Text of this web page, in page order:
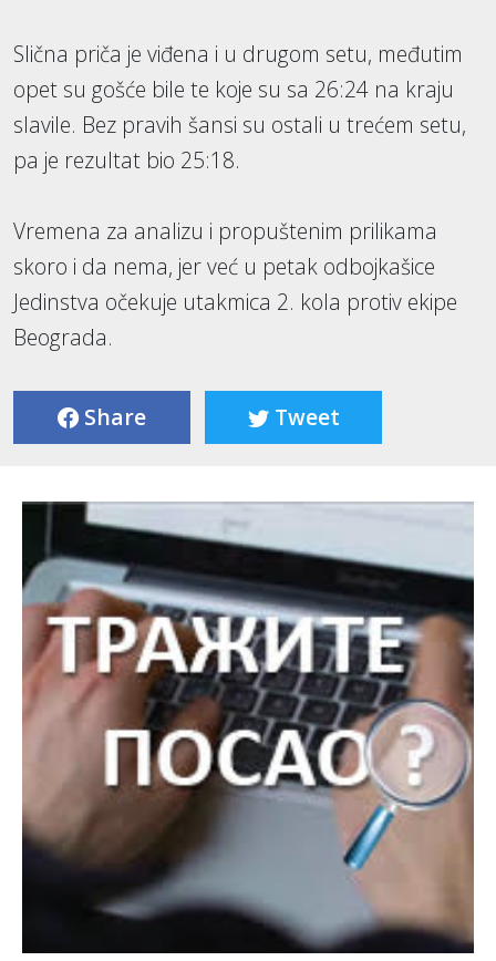
Slična priča je viđena i u drugom setu, međutim
opet su gošće bile te koje su sa 26:24 na kraju
slavile. Bez pravih šansi su ostali u trećem setu,
pa je rezultat bio 25:18.
Vremena za analizu i propuštenim prilikama
skoro i da nema, jer već u petak odbojkašice
Jedinstva očekuje utakmica 2. kola protiv ekipe
Beograda.
Share Tweet